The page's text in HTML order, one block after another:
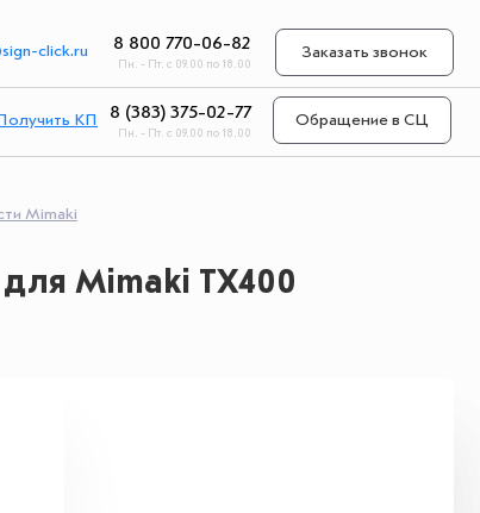
click.ru 8 800 770-06-82
Пн. - Пт. с 09.00 по 18.00
Заказать звонок
КП 8 (383) 375-02-77
Пн. - Пт. с 09.00 по 18.00
Обращение в СЦ
Mimaki
Mimaki TX400